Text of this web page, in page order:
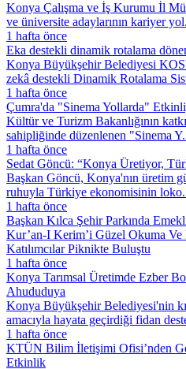
Konya Çalışma ve İş Kurumu İl
ve üniversite adaylarının kariyer
1 hafta önce
Eka destekli dinamik rotalama
Konya Büyükşehir Belediyesi
zekâ destekli Dinamik Rotalama
1 hafta önce
Çumra'da "Sinema Yollarda"
Kültür ve Turizm Bakanlığının
sahipliğinde düzenlenen "Sinema
1 hafta önce
Sedat Göncü: “Konya Üretiyor,
Başkan Göncü, Konya'nın üretim
ruhuyla Türkiye ekonomisinin
1 hafta önce
Başkan Kılca Şehir Parkında
Kur’an-I Kerim’i Güzel Okuma Ve
Katılımcılar Piknikte Buluştu
1 hafta önce
Konya Tarımsal Üretimde Ezber
Ahududuya
Konya Büyükşehir Belediyesi'nin
amacıyla hayata geçirdiği fidan
1 hafta önce
KTÜN Bilim İletişimi Ofisi’nden
Etkinlik